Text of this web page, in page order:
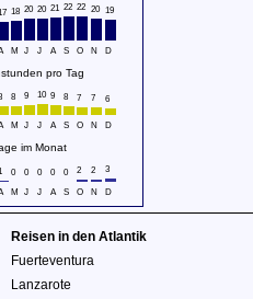
18 20 20 21 22 22 20 19
M J J A S O N D
pro Tag
8 9 10 9 8 7 7 6
M J J A S O N D
im Monat
0 0 0 0 0 2 2 3
M J J A S O N D
Reisen in den Atlantik
Fuerteventura
Lanzarote